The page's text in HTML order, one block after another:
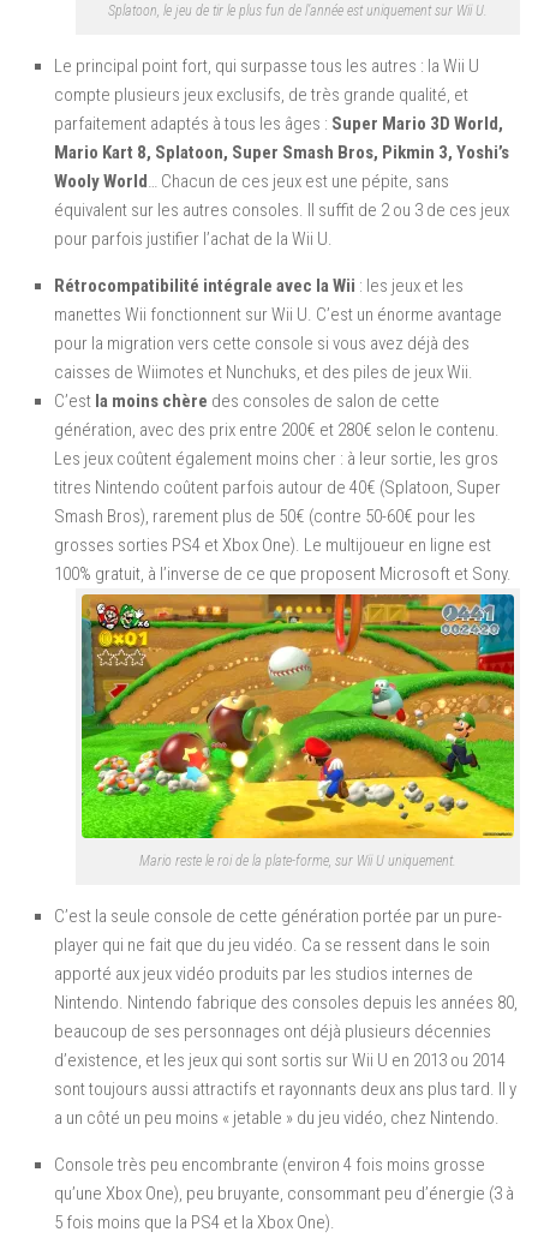
Splatoon, le jeu de tir le plus fun de l’année est uniquement sur Wii U.
Le principal point fort, qui surpasse tous les autres : la Wii U
compte plusieurs jeux exclusifs, de très grande qualité, et
parfaitement adaptés à tous les âges : Super Mario 3D World,
Mario Kart 8, Splatoon, Super Smash Bros, Pikmin 3, Yoshi’s
Wooly World… Chacun de ces jeux est une pépite, sans
équivalent sur les autres consoles. Il suffit de 2 ou 3 de ces jeux
pour parfois justifier l’achat de la Wii U.
Rétrocompatibilité intégrale avec la Wii : les jeux et les
manettes Wii fonctionnent sur Wii U. C’est un énorme avantage
pour la migration vers cette console si vous avez déjà des
caisses de Wiimotes et Nunchuks, et des piles de jeux Wii.
C’est la moins chère des consoles de salon de cette
génération, avec des prix entre 200€ et 280€ selon le contenu.
Les jeux coûtent également moins cher : à leur sortie, les gros
titres Nintendo coûtent parfois autour de 40€ (Splatoon, Super
Smash Bros), rarement plus de 50€ (contre 50-60€ pour les
grosses sorties PS4 et Xbox One). Le multijoueur en ligne est
100% gratuit, à l’inverse de ce que proposent Microsoft et Sony.
Mario reste le roi de la plate-forme, sur Wii U uniquement.
C’est la seule console de cette génération portée par un pure-
player qui ne fait que du jeu vidéo. Ca se ressent dans le soin
apporté aux jeux vidéo produits par les studios internes de
Nintendo. Nintendo fabrique des consoles depuis les années 80,
beaucoup de ses personnages ont déjà plusieurs décennies
d’existence, et les jeux qui sont sortis sur Wii U en 2013 ou 2014
sont toujours aussi attractifs et rayonnants deux ans plus tard. Il y
a un côté un peu moins « jetable » du jeu vidéo, chez Nintendo.
Console très peu encombrante (environ 4 fois moins grosse
qu’une Xbox One), peu bruyante, consommant peu d’énergie (3 à
5 fois moins que la PS4 et la Xbox One).